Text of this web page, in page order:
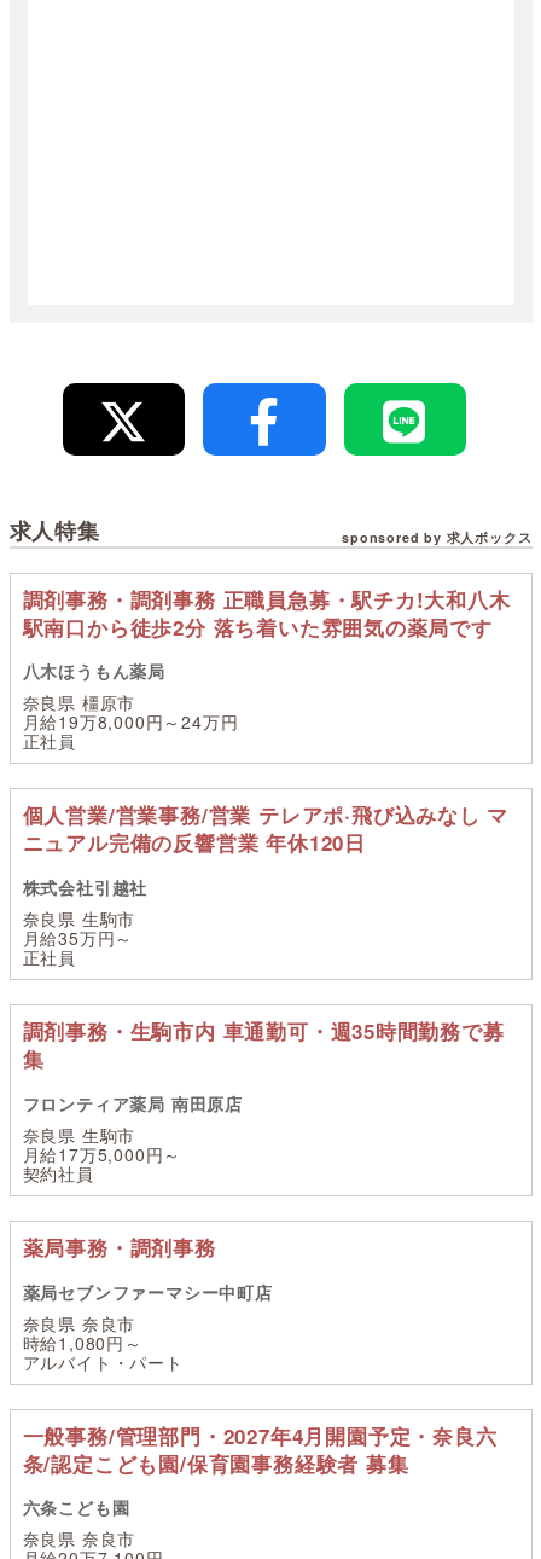
求人特集 sponsored by 求人ボックス
調剤事務・調剤事務 正職員急募・駅チカ!大和八木
駅南口から徒歩2分 落ち着いた雰囲気の薬局です
八木ほうもん薬局
奈良県 橿原市
月給19万8,000円～24万円
正社員
個人営業/営業事務/営業 テレアポ·飛び込みなし マ
ニュアル完備の反響営業 年休120日
株式会社引越社
奈良県 生駒市
月給35万円～
正社員
調剤事務・生駒市内 車通勤可・週35時間勤務で募
集
フロンティア薬局 南田原店
奈良県 生駒市
月給17万5,000円～
契約社員
薬局事務・調剤事務
薬局セブンファーマシー中町店
奈良県 奈良市
時給1,080円～
アルバイト・パート
一般事務/管理部門・2027年4月開園予定・奈良六
条/認定こども園/保育園事務経験者 募集
六条こども園
奈良県 奈良市